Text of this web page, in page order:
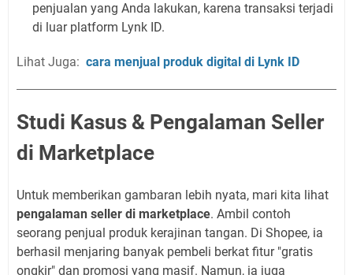
penjualan yang Anda lakukan, karena transaksi terjadi
di luar platform Lynk ID.
Lihat Juga: cara menjual produk digital di Lynk ID
Studi Kasus & Pengalaman Seller
di Marketplace
Untuk memberikan gambaran lebih nyata, mari kita lihat
pengalaman seller di marketplace. Ambil contoh
seorang penjual produk kerajinan tangan. Di Shopee, ia
berhasil menjaring banyak pembeli berkat fitur "gratis
ongkir" dan promosi yang masif. Namun, ia juga